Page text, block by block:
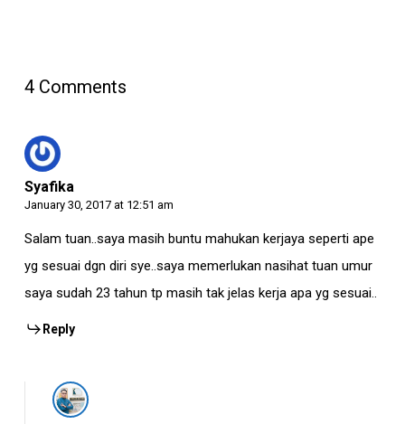
4 Comments
Syafika
January 30, 2017 at 12:51 am
Salam tuan..saya masih buntu mahukan kerjaya seperti ape
yg sesuai dgn diri sye..saya memerlukan nasihat tuan umur
saya sudah 23 tahun tp masih tak jelas kerja apa yg sesuai..
Reply